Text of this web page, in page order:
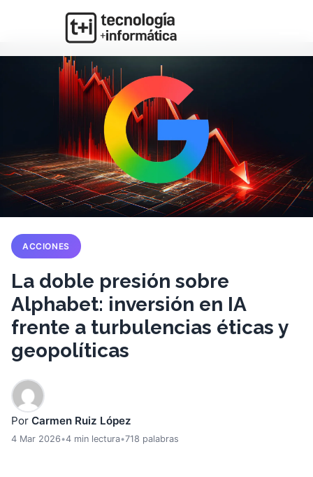
ACCIONES
La doble presión sobre
Alphabet: inversión en IA
frente a turbulencias éticas y
geopolíticas
Por Carmen Ruiz López
4 Mar 2026•4 min lectura•718 palabras